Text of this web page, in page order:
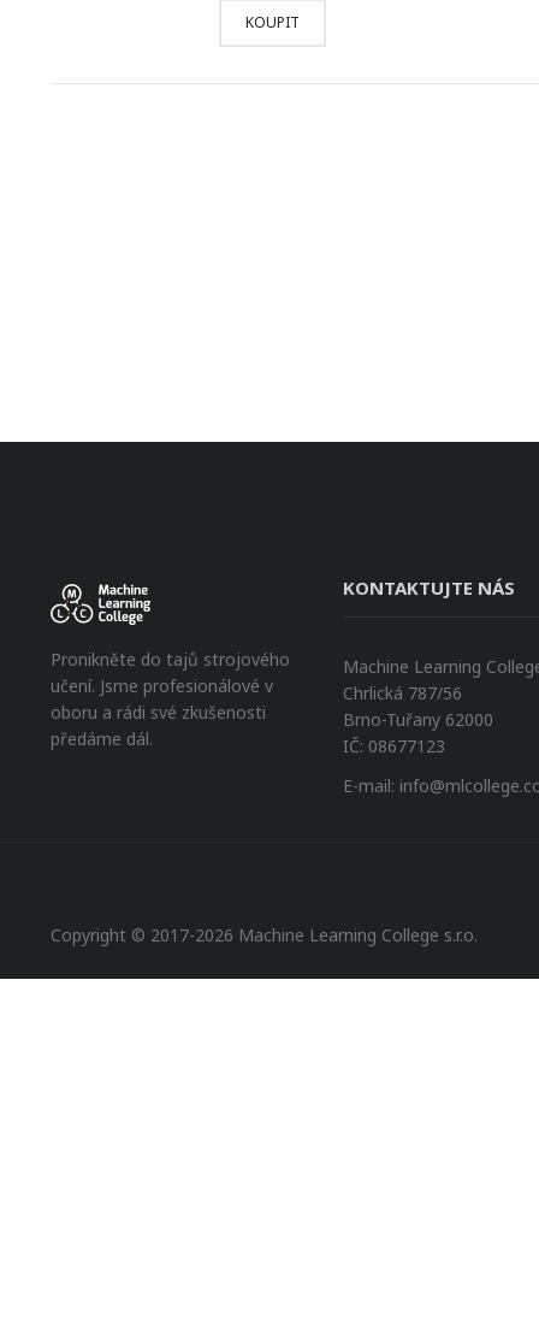
KOUPIT
Pronikněte do tajů strojového
učení. Jsme profesionálové v
oboru a rádi své zkušenosti
předáme dál.
KONTAKTUJTE NÁS
Machine Learning
Chrlická 787/56
Brno-Tuřany 62000
IČ: 08677123
E-mail:
Copyright © 2017-2026 Machine Learning College s.r.o.